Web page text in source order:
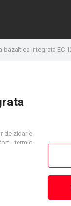
bazaltica integrata EC
de zidarie
termic